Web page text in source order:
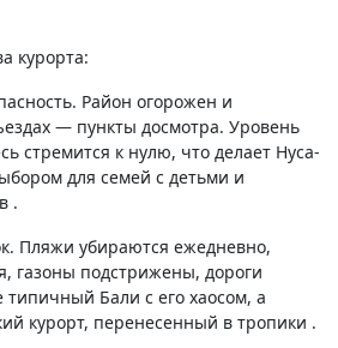
курорта:
— пункты досмотра. Уровень
стремится к нулю, что делает Нуса-
для семей с детьми и
.
газоны подстрижены, дороги
Бали с его хаосом, а
курорт, перенесенный в тропики .